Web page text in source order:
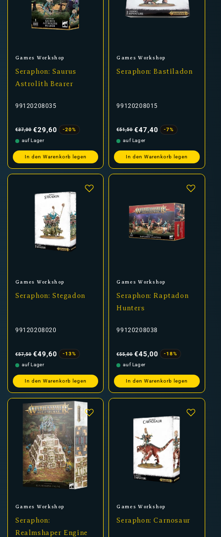
Anbieter:
Games Workshop
Seraphon: Saurus
Astrolith Bearer
99120208035
Preis
€37,00 €29,60
-20%
auf Lager
In den Warenkorb legen
Anbieter:
Games Workshop
Seraphon: Bastiladon
99120208015
Preis
€51,50 €47,40
-7%
auf Lager
In den Warenkorb legen
Anbieter:
Games Workshop
Seraphon: Stegadon
99120208020
Preis
€57,50 €49,60
-13%
auf Lager
In den Warenkorb legen
Anbieter:
Games Workshop
Seraphon: Raptadon
Hunters
99120208038
Preis
€55,00 €45,00
-18%
auf Lager
In den Warenkorb legen
Anbieter:
Games Workshop
Seraphon:
Realmshaper Engine
Anbieter:
Games Workshop
Seraphon: Carnosaur